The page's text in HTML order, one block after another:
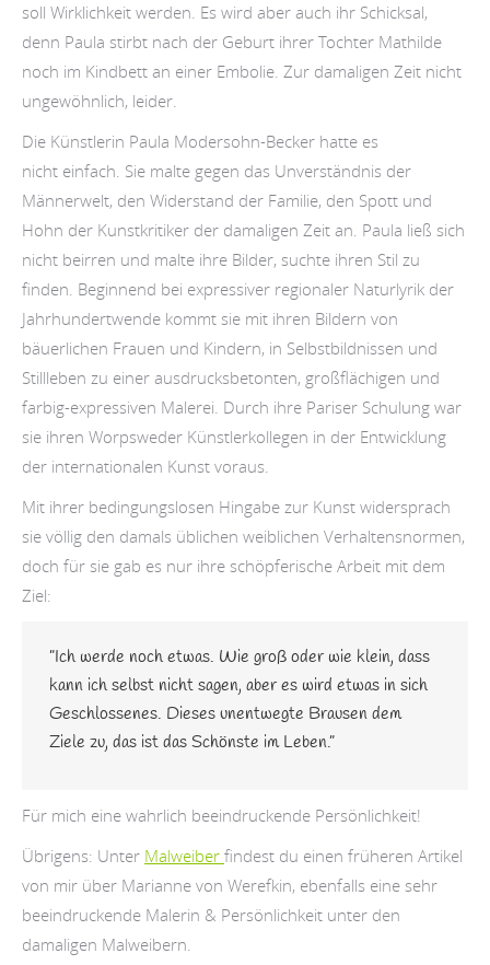
soll Wirklichkeit werden. Es wird aber auch ihr Schicksal,
denn Paula stirbt nach der Geburt ihrer Tochter Mathilde
noch im Kindbett an einer Embolie. Zur damaligen Zeit nicht
ungewöhnlich, leider.
Die Künstlerin Paula Modersohn-Becker hatte es
nicht einfach. Sie malte gegen das Unverständnis der
Männerwelt, den Widerstand der Familie, den Spott und
Hohn der Kunstkritiker der damaligen Zeit an. Paula ließ sich
nicht beirren und malte ihre Bilder, suchte ihren Stil zu
finden. Beginnend bei expressiver regionaler Naturlyrik der
Jahrhundertwende kommt sie mit ihren Bildern von
bäuerlichen Frauen und Kindern, in Selbstbildnissen und
Stillleben zu einer ausdrucksbetonten, großflächigen und
farbig-expressiven Malerei. Durch ihre Pariser Schulung war
sie ihren Worpsweder Künstlerkollegen in der Entwicklung
der internationalen Kunst voraus.
Mit ihrer bedingungslosen Hingabe zur Kunst widersprach
sie völlig den damals üblichen weiblichen Verhaltensnormen,
doch für sie gab es nur ihre schöpferische Arbeit mit dem
Ziel:
”Ich werde noch etwas. Wie groß oder wie klein, dass
kann ich selbst nicht sagen, aber es wird etwas in sich
Geschlossenes. Dieses unentwegte Brausen dem
Ziele zu, das ist das Schönste im Leben.”
Für mich eine wahrlich beeindruckende Persönlichkeit!
Übrigens: Unter Malweiber findest du einen früheren Artikel
von mir über Marianne von Werefkin, ebenfalls eine sehr
beeindruckende Malerin & Persönlichkeit unter den
damaligen Malweibern.